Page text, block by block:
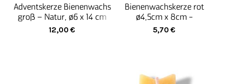
Adventskerze Bienenwachs
groß – Natur, ø6 x 14 cm
12,00 €
Bienenwachskerze rot
ø4,5cm x 8cm -
Stumpenkerze
Bienenwachs
5,70 €